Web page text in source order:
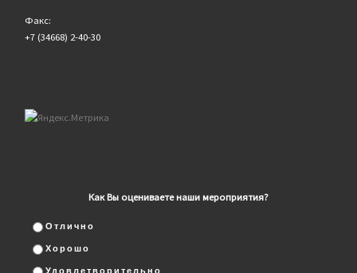
Факс:
+7 (34668) 2-40-30
Как Вы оцениваете наши мероприятия?
Отлично
Хорошо
Удовлетворительно